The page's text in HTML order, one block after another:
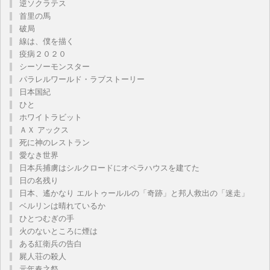
逆ソクラテス
首里の馬
破局
線は、僕を描く
疫病２０２０
シーソーモンスター
パラレルワールド・ラブストーリー
日本国紀
ひと
ホワイトラビット
ＡＸ アックス
死に神のレストラン
愛なき世界
日本兵捕虜はシルクロードにオペラハウスを建てた
日の名残り
日本、遙かなり エルトゥールルの「奇跡」と邦人救出の「迷走」
ベルリンは晴れているか
ひとつむぎの手
火のないところに煙は
ある紅衛兵の告白
屍人荘の殺人